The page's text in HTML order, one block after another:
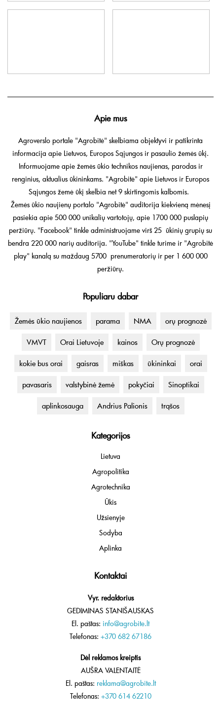
Apie mus
Agroverslo portale "Agrobitė" skelbiama objektyvi ir patikrinta
informacija apie Lietuvos, Europos Sąjungos ir pasaulio žemės ūkį.
Informuojame apie žemės ūkio technikos naujienas, parodas ir
renginius, aktualius ūkininkams. "Agrobitė" apie Lietuvos ir Europos
Sąjungos žemė ūkį skelbia net 9 skirtingomis kalbomis.
Žemės ūkio naujienų portalo "Agrobitė" auditorija kiekvieną mėnesį
pasiekia apie 500 000 unikalių vartotojų, apie 1700 000 puslapių
peržiūrų. "Facebook" tinkle administruojame virš 25 ūkinių grupių su
bendra 220 000 narių auditorija. "YouTube" tinkle turime ir "Agrobitė
play" kanalą su maždaug 5700 prenumeratorių ir per 1 600 000
peržiūrų.
Populiaru dabar
Žemės ūkio naujienos parama NMA orų prognozė
VMVT Orai Lietuvoje kainos Orų prognozė
kokie bus orai gaisras miškas ūkininkai orai
pavasaris valstybinė žemė pokyčiai Sinoptikai
aplinkosauga Andrius Palionis trąšos
Kategorijos
Lietuva
Agropolitika
Agrotechnika
Ūkis
Užsienyje
Sodyba
Aplinka
Kontaktai
Vyr. redaktorius
GEDIMINAS STANIŠAUSKAS
El. paštas: info@agrobite.lt
Telefonas: +370 682 67186
Dėl reklamos kreiptis
AUŠRA VALENTAITĖ
El. paštas: reklama@agrobite.lt
Telefonas: +370 614 62210